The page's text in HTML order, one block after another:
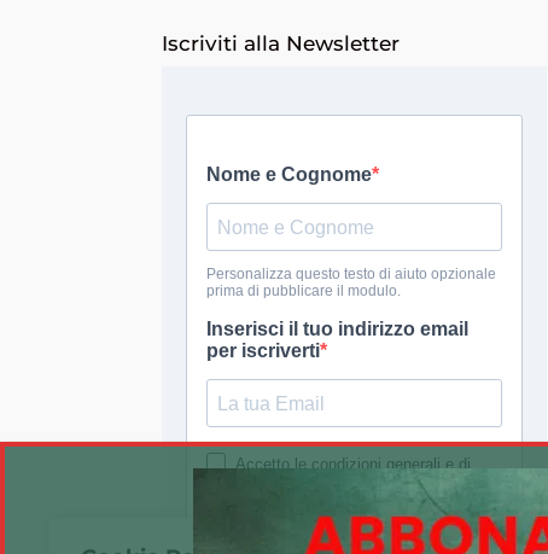
Iscriviti alla Newsletter